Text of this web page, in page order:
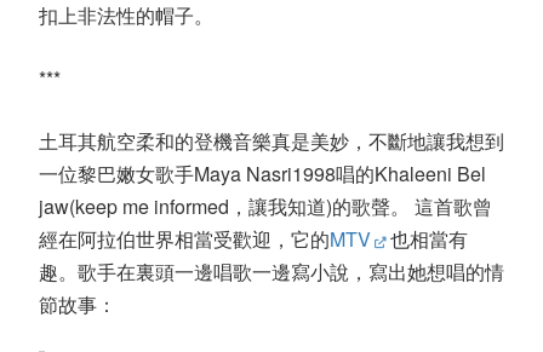
扣上非法性的帽子。
***
土耳其航空柔和的登機音樂真是美妙，不斷地讓我想到
一位黎巴嫩女歌手Maya Nasri1998唱的Khaleeni Bel
jaw(keep me informed，讓我知道)的歌聲。 這首歌曾
經在阿拉伯世界相當受歡迎，它的MTV
也相當有
趣。歌手在裏頭一邊唱歌一邊寫小說，寫出她想唱的情
節故事：